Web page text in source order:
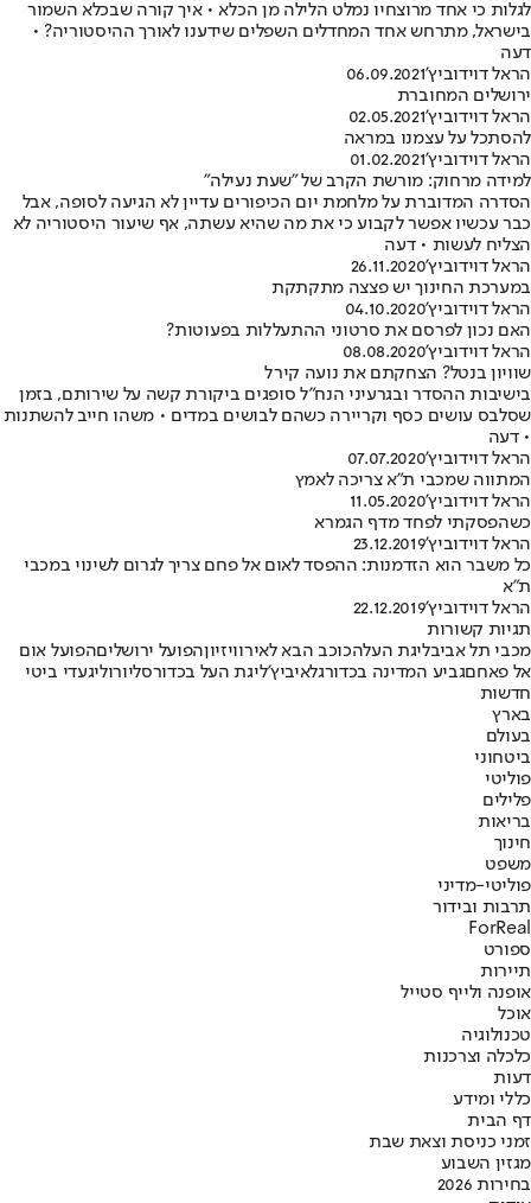
לגלות כי אחד מרוצחיו נמלט הלילה מן הכלא • איך קורה שבכלא השמור
בישראל, מתרחש אחד המחדלים השפלים שידענו לאורך ההיסטוריה? •
דעה
הראל דוידוביץ'06.09.2021
ירושלים המחוברת
הראל דוידוביץ'02.05.2021
להסתכל על עצמנו במראה
הראל דוידוביץ'01.02.2021
למידה מרחוק: מורשת הקרב של "שעת נעילה"
הסדרה המדוברת על מלחמת יום הכיפורים עדיין לא הגיעה לסופה, אבל
כבר עכשיו אפשר לקבוע כי את מה שהיא עשתה, אף שיעור היסטוריה לא
הצליח לעשות • דעה
הראל דוידוביץ'26.11.2020
במערכת החינוך יש פצצה מתקתקת
הראל דוידוביץ'04.10.2020
האם נכון לפרסם את סרטוני ההתעללות בפעוטות?
הראל דוידוביץ'08.08.2020
שוויון בנטל? הצחקתם את נועה קירל
בישיבות ההסדר ובגרעיני הנח"ל סופגים ביקורת קשה על שירותם, בזמן
שסלבס עושים כסף וקריירה כשהם לבושים במדים • משהו חייב להשתנות
• דעה
הראל דוידוביץ'07.07.2020
המתווה שמכבי ת"א צריכה לאמץ
הראל דוידוביץ'11.05.2020
כשהפסקתי לפחד מדף הגמרא
הראל דוידוביץ'23.12.2019
כל משבר הוא הזדמנות: ההפסד לאום אל פחם צריך לגרום לשינוי במכבי
ת"א
הראל דוידוביץ'22.12.2019
תגיות קשורות
מכבי תל אביבליגת העלהכוכב הבא לאירוויזיוןהפועל ירושליםהפועל אום
אל פאחםגביע המדינה בכדורגלאיביץ'ליגת העל בכדורסליורוליגעדי ביטי
חדשות
בארץ
בעולם
ביטחוני
פוליטי
פלילים
בריאות
חינוך
משפט
פוליטי-מדיני
תרבות ובידור
ForReal
ספורט
תיירות
אופנה ולייף סטייל
אוכל
טכנולוגיה
כלכלה וצרכנות
דעות
כללי ומידע
דף הבית
זמני כניסת וצאת שבת
מגזין השבוע
בחירות 2026